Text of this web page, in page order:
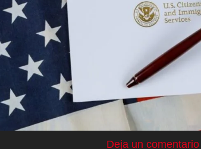
Deja un comentario